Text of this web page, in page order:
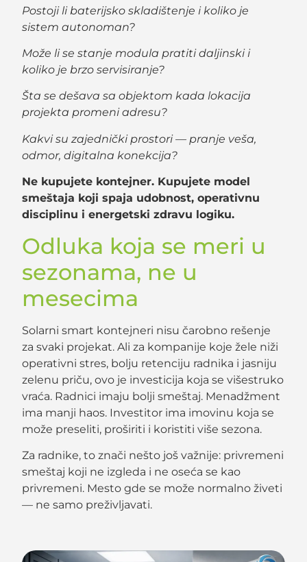
Postoji li baterijsko skladištenje i koliko je
sistem autonoman?
Može li se stanje modula pratiti daljinski i
koliko je brzo servisiranje?
Šta se dešava sa objektom kada lokacija
projekta promeni adresu?
Kakvi su zajednički prostori — pranje veša,
odmor, digitalna konekcija?
Ne kupujete kontejner. Kupujete model
smeštaja koji spaja udobnost, operativnu
disciplinu i energetski zdravu logiku.
Odluka koja se meri u
sezonama, ne u
mesecima
Solarni smart kontejneri nisu čarobno rešenje
za svaki projekat. Ali za kompanije koje žele niži
operativni stres, bolju retenciju radnika i jasniju
zelenu priču, ovo je investicija koja se višestruko
vraća. Radnici imaju bolji smeštaj. Menadžment
ima manji haos. Investitor ima imovinu koja se
može preseliti, proširiti i koristiti više sezona.
Za radnike, to znači nešto još važnije: privremeni
smeštaj koji ne izgleda i ne oseća se kao
privremeni. Mesto gde se može normalno živeti
— ne samo preživljavati.